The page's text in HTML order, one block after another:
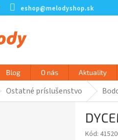
eshop@melodyshop.sk
Blog O nás Aktuality
Ostatné príslušenstvo
Kód: